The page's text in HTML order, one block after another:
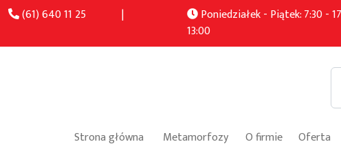
(61) 640 11 25 |
Poniedziałek - Piątek: 7:30 -
13:00
Strona główna Metamorfozy O firmie Oferta